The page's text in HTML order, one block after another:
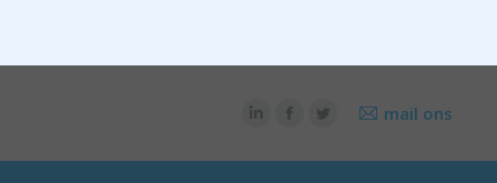
mail ons